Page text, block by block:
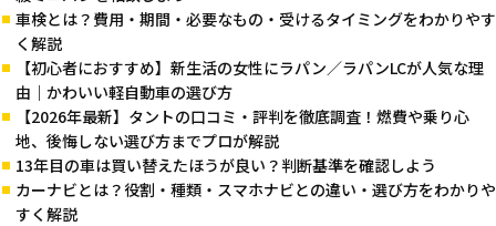
車検とは？費用・期間・必要なもの・受けるタイミングをわかりやす
く解説
【初心者におすすめ】新生活の女性にラパン／ラパンLCが人気な理
由｜かわいい軽自動車の選び方
【2026年最新】タントの口コミ・評判を徹底調査！燃費や乗り心
地、後悔しない選び方までプロが解説
13年目の車は買い替えたほうが良い？判断基準を確認しよう
カーナビとは？役割・種類・スマホナビとの違い・選び方をわかりや
すく解説